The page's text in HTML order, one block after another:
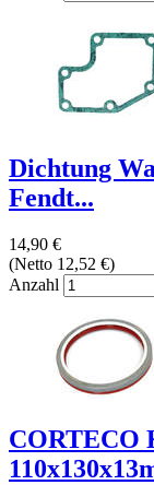
Dichtung
Fendt...
14,90 €
(Netto 12,52 €)
Anzahl
CORTECO